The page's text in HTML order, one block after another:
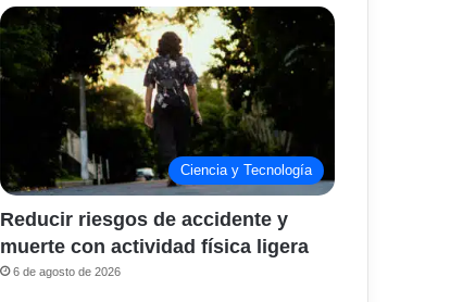
Ciencia y Tecnología
Reducir riesgos de accidente y
muerte con actividad física ligera
6 de agosto de 2026